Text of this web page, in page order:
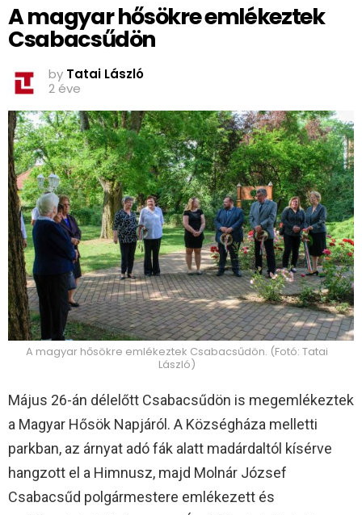
A magyar hősökre emlékeztek
Csabacsűdön
by Tatai László
2 éve
A magyar hősökre emlékeztek Csabacsűdön. (Fotó: Tatai
László)
Május 26-án délelőtt Csabacsűdön is megemlékeztek
a Magyar Hősök Napjáról. A Községháza melletti
parkban, az árnyat adó fák alatt madárdaltól kísérve
hangzott el a Himnusz, majd Molnár József
Csabacsűd polgármestere emlékezett és